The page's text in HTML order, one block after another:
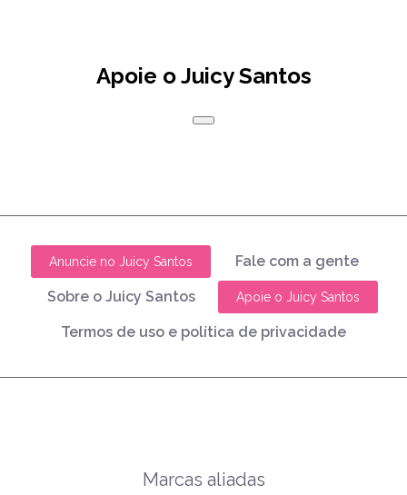
Apoie o Juicy Santos
Anuncie no Juicy Santos Fale com a gente
Sobre o Juicy Santos Apoie o Juicy Santos
Termos de uso e política de privacidade
Marcas aliadas